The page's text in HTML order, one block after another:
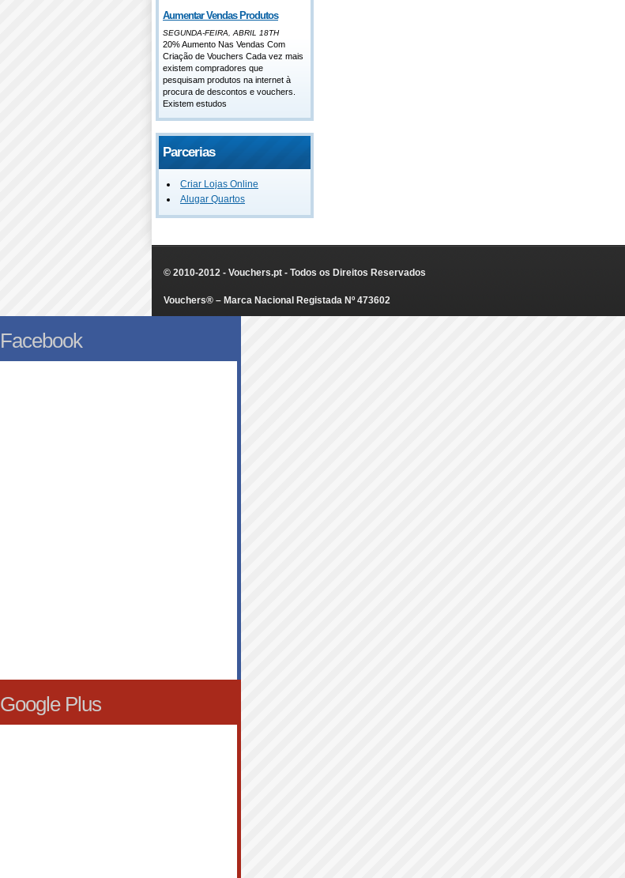
Aumentar Vendas Produtos
SEGUNDA-FEIRA, ABRIL 18TH
20% Aumento Nas Vendas Com
Criação de Vouchers Cada vez mais
existem compradores que
pesquisam produtos na internet à
procura de descontos e vouchers.
Existem estudos
Parcerias
Criar Lojas Online
Alugar Quartos
© 2010-2012 - Vouchers.pt - Todos os Direitos Reservados
Vouchers® – Marca Nacional Registada Nº 473602
Facebook
Google Plus